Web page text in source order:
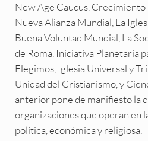
New Age Caucus, Crecimiento
Nueva Alianza Mundial, La
Buena Voluntad Mundial, La
de Roma, Iniciativa Planetaria
Elegimos, Iglesia Universal y
Unidad del Cristianismo, y
anterior pone de manifiesto la
organizaciones que operan en
política, económica y religiosa.